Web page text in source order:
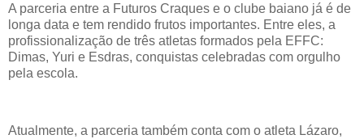
A parceria entre a Futuros Craques e o clube baiano já é de
longa data e tem rendido frutos importantes. Entre eles, a
profissionalização de três atletas formados pela EFFC:
Dimas, Yuri e Esdras, conquistas celebradas com orgulho
pela escola.
Atualmente, a parceria também conta com o atleta Lázaro,